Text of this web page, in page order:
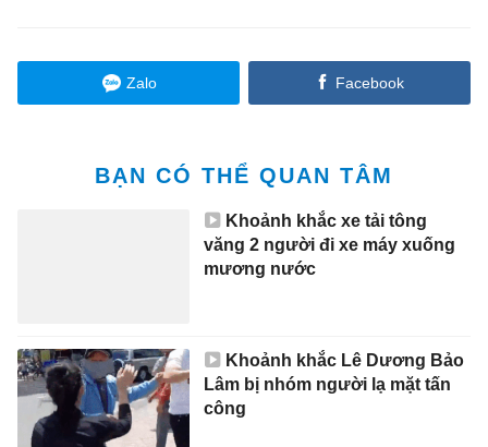
Zalo Facebook
BẠN CÓ THỂ QUAN TÂM
Khoảnh khắc xe tải tông
văng 2 người đi xe máy xuống
mương nước
Khoảnh khắc Lê Dương Bảo
Lâm bị nhóm người lạ mặt tấn
công